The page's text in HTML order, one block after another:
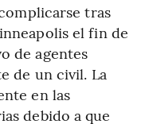
tras
el fin de
de agentes
de un civil. La
en las
debido a que